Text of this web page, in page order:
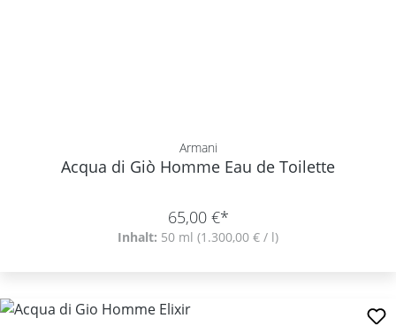
Armani
Acqua di Giò Homme Eau de Toilette
65,00 €*
Inhalt: 50 ml (1.300,00 € / l)